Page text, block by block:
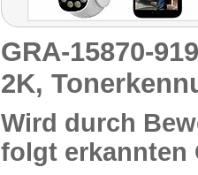
GRA-15870-
2K,
Wird durch
folgt erkannten